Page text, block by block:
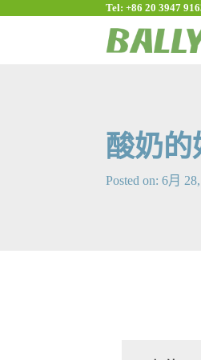
Tel: +86 20 3947
酸奶的
Posted on: 6月